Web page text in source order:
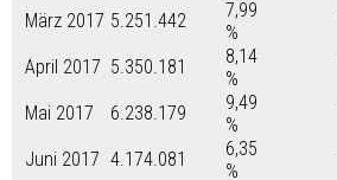
März 2017 5.251.442
7,99
%
April 2017 5.350.181
8,14
%
Mai 2017
6.238.179
9,49
%
Juni 2017 4.174.081
6,35
%